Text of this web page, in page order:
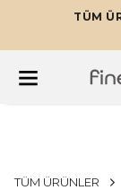
TÜM
TÜM ÜRÜNLER